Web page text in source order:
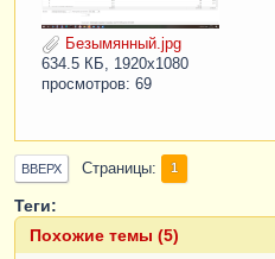
Безымянный.jpg
634.5 КБ, 1920x1080
просмотров: 69
ВВЕРХ Страницы 1
Теги:
Похожие темы (5)